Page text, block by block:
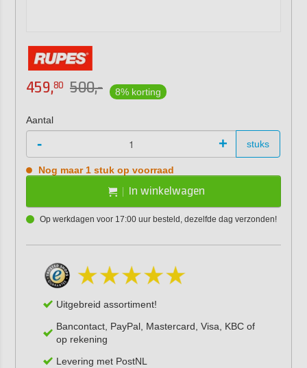
459,80 500,- 8% korting
Aantal
- + stuks
Nog maar 1 stuk op voorraad
In winkelwagen
Op werkdagen voor 17:00 uur besteld, dezelfde dag verzonden!
Uitgebreid assortiment!
Bancontact, PayPal, Mastercard, Visa, KBC of
op rekening
Levering met PostNL